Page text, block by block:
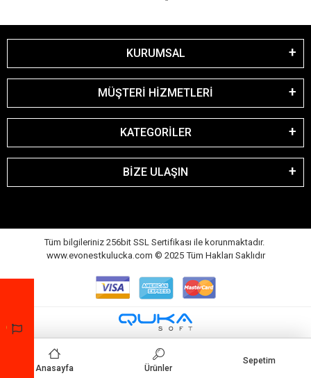
KURUMSAL
MÜŞTERİ HİZMETLERİ
KATEGORİLER
BİZE ULAŞIN
Tüm bilgileriniz 256bit SSL Sertifikası ile korunmaktadır.
www.evonestkulucka.com © 2025 Tüm Hakları Saklıdır
Anasayfa Ürünler
Sepetim